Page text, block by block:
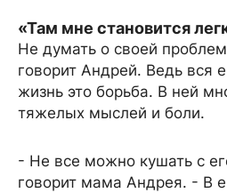
«Там мне становится
Не думать о своей
говорит Андрей. Ведь вся
жизнь это борьба. В ней
тяжелых мыслей и боли.
- Не все можно кушать с
говорит мама Андрея. - В